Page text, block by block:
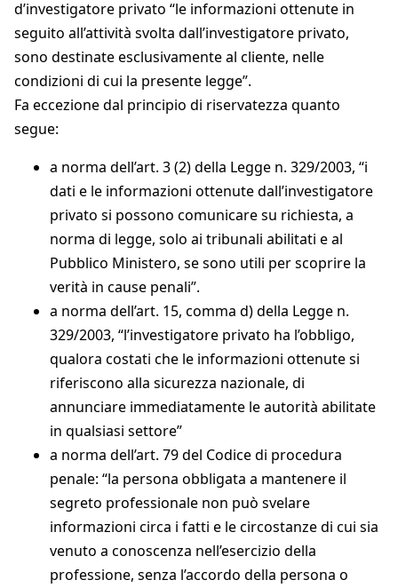
d’investigatore privato “le informazioni ottenute in
seguito all’attività svolta dall’investigatore privato,
sono destinate esclusivamente al cliente, nelle
condizioni di cui la presente legge”.
Fa eccezione dal principio di riservatezza quanto
segue:
a norma dell’art. 3 (2) della Legge n. 329/2003, “i
dati e le informazioni ottenute dall’investigatore
privato si possono comunicare su richiesta, a
norma di legge, solo ai tribunali abilitati e al
Pubblico Ministero, se sono utili per scoprire la
verità in cause penali”.
a norma dell’art. 15, comma d) della Legge n.
329/2003, “l’investigatore privato ha l’obbligo,
qualora costati che le informazioni ottenute si
riferiscono alla sicurezza nazionale, di
annunciare immediatamente le autorità abilitate
in qualsiasi settore”
a norma dell’art. 79 del Codice di procedura
penale: “la persona obbligata a mantenere il
segreto professionale non può svelare
informazioni circa i fatti e le circostanze di cui sia
venuto a conoscenza nell’esercizio della
professione, senza l’accordo della persona o